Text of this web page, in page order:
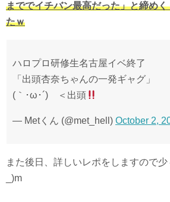
まででイチバン最高だった」と締め
たｗ
ハロプロ研修生名古屋イベ終了
「出頭杏奈ちゃんの一発ギャグ」
(｀･ω･´)ゞ＜出頭
— Metくん (@met_hell) October 2,
また後日、詳しいレポをしますので少
_)m